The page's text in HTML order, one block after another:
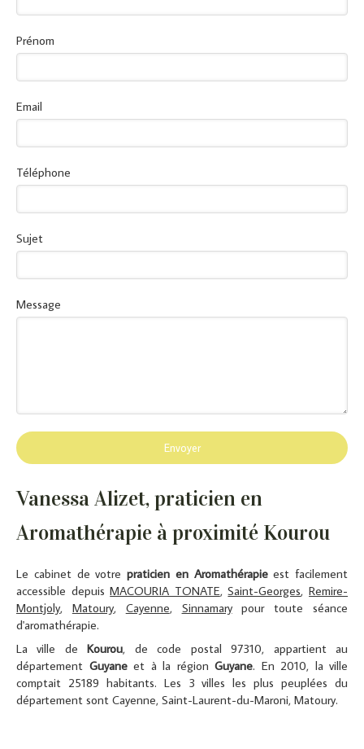
Prénom
Email
Téléphone
Sujet
Message
Envoyer
Vanessa Alizet, praticien en
Aromathérapie à proximité Kourou
Le cabinet de votre praticien en Aromathérapieest facilement
accessible depuisMACOURIA TONATE,Saint-Georges,Remire-
Montjoly, Matoury, Cayenne, Sinnamarypour toute séance
d'aromathérapie.
La ville deKourou, de code postal 97310, appartient au
département Guyaneet à la région Guyane. En 2010, la ville
comptait 25189 habitants. Les 3 villes les plus peuplées du
département sont Cayenne, Saint-Laurent-du-Maroni, Matoury.